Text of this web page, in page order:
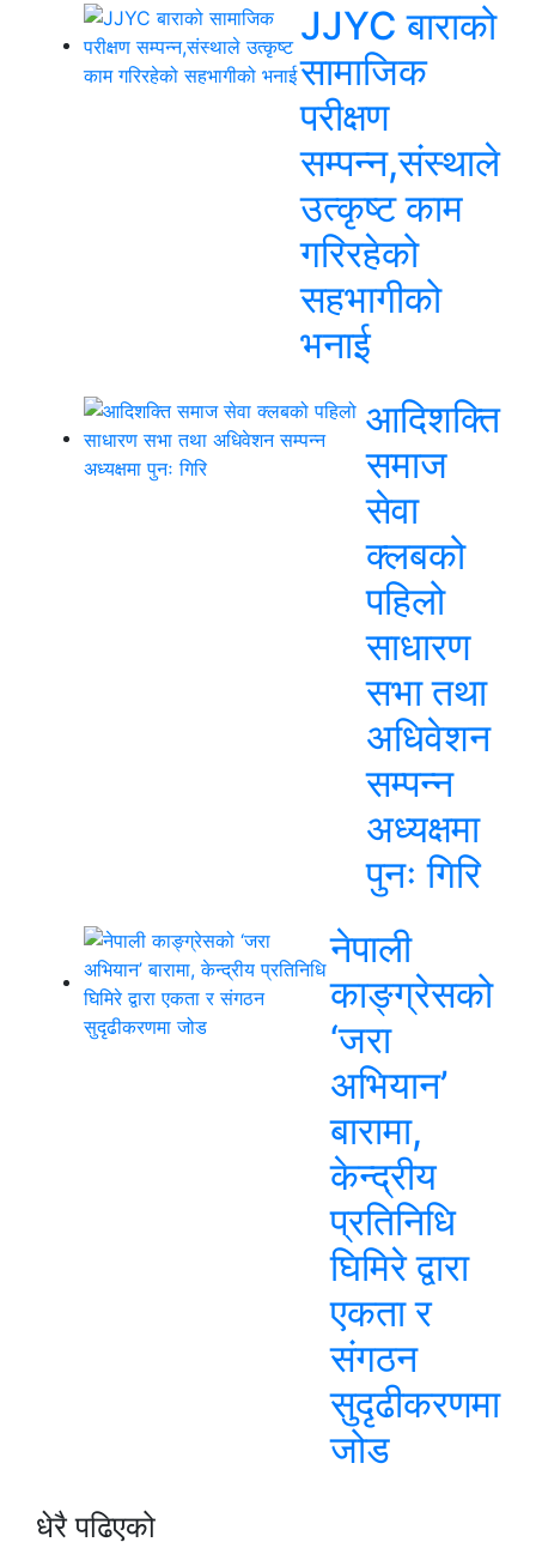
JJYC बाराको
सामाजिक
परीक्षण
सम्पन्न,संस्थाले
उत्कृष्ट काम
गरिरहेको
सहभागीको
भनाई
आदिशक्ति
समाज
सेवा
क्लबको
पहिलो
साधारण
सभा तथा
अधिवेशन
सम्पन्न
अध्यक्षमा
पुनः गिरि
नेपाली
काङ्ग्रेसको
‘जरा
अभियान’
बारामा,
केन्द्रीय
प्रतिनिधि
घिमिरे द्वारा
एकता र
संगठन
सुदृढीकरणमा
जोड
धेरै पढिएको